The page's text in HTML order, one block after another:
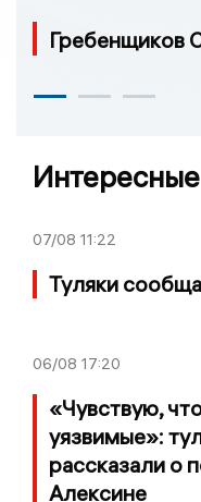
Гребенщиков
07/08 11:22
Туляки
06/08 17:20
«Чувствую,
уязвимые»:
рассказали о
Алексине